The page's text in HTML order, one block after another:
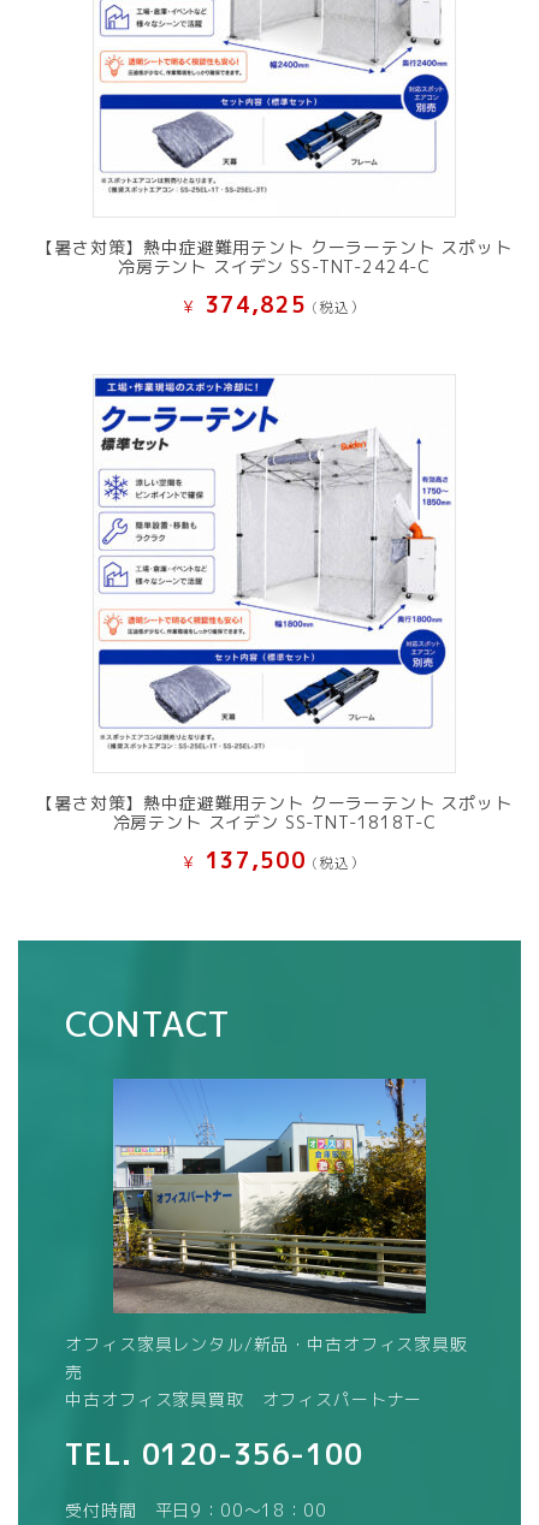
【暑さ対策】熱中症避難用テント クーラーテント スポット
冷房テント スイデン SS-TNT-2424-C
¥ 374,825 (税込）
【暑さ対策】熱中症避難用テント クーラーテント スポット
冷房テント スイデン SS-TNT-1818T-C
¥ 137,500 (税込）
CONTACT
オフィス家具レンタル/新品・中古オフィス家具販
売
中古オフィス家具買取 オフィスパートナー
TEL. 0120-356-100
受付時間 平日9：00～18：00